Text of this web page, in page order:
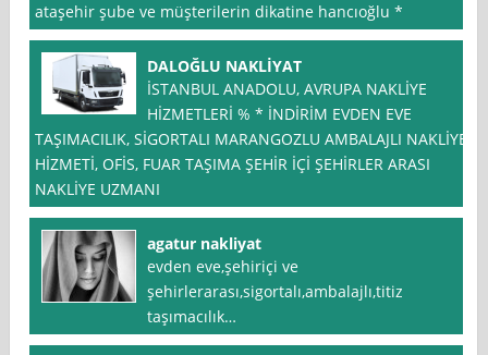
ataşehir şube ve müşterilerin dikatine hancıoğlu *
DALOĞLU NAKLİYAT
İSTANBUL ANADOLU, AVRUPA NAKLİYE
HİZMETLERİ % * İNDİRİM EVDEN EVE
TAŞIMACILIK, SİGORTALI MARANGOZLU AMBALAJLI NAKLİYE
HİZMETİ, OFİS, FUAR TAŞIMA ŞEHİR İÇİ ŞEHİRLER ARASI
NAKLİYE UZMANI
agatur nakliyat
evden eve,şehiriçi ve
şehirlerarası,sigortalı,ambalajlı,titiz
taşımacılık…